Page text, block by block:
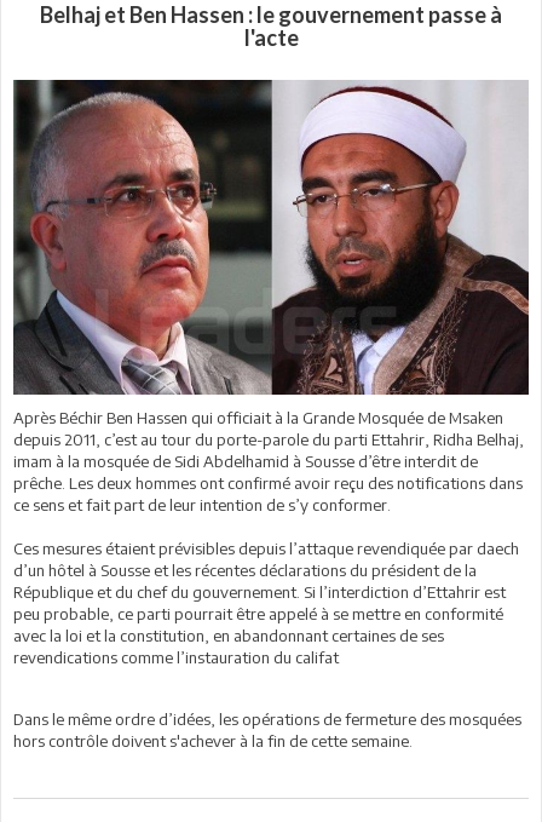
Belhaj et Ben Hassen : le gouvernement passe à
l'acte
Après Béchir Ben Hassen qui officiait à la Grande Mosquée de Msaken
depuis 2011, c’est au tour du porte-parole du parti Ettahrir, Ridha Belhaj,
imam à la mosquée de Sidi Abdelhamid à Sousse d’être interdit de
prêche. Les deux hommes ont confirmé avoir reçu des notifications dans
ce sens et fait part de leur intention de s’y conformer.
Ces mesures étaient prévisibles depuis l’attaque revendiquée par daech
d’un hôtel à Sousse et les récentes déclarations du président de la
République et du chef du gouvernement. Si l’interdiction d’Ettahrir est
peu probable, ce parti pourrait être appelé à se mettre en conformité
avec la loi et la constitution, en abandonnant certaines de ses
revendications comme l’instauration du califat
Dans le même ordre d’idées, les opérations de fermeture des mosquées
hors contrôle doivent s'achever à la fin de cette semaine.